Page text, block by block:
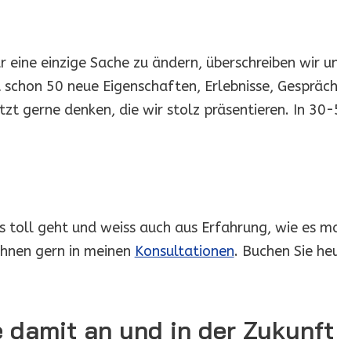
einzige Sache zu ändern, überschreiben wir
50 neue Eigenschaften, Erlebnisse,
gerne denken, die wir stolz präsentieren. In 30-
toll geht und weiss auch aus Erfahrung, wie es
gern in meinen Konsultationen. Buchen Sie
damit an und in der